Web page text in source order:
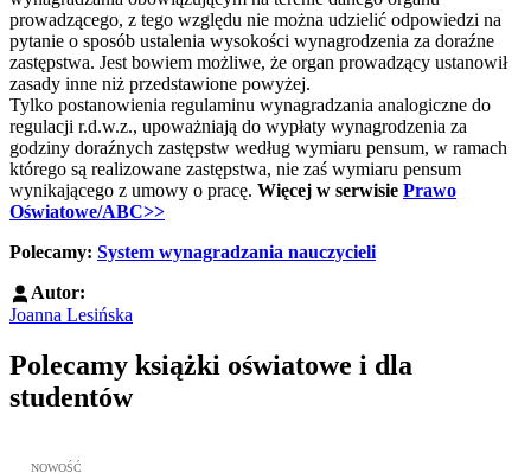
prowadzącego, z tego względu nie można udzielić odpowiedzi na
pytanie o sposób ustalenia wysokości wynagrodzenia za doraźne
zastępstwa. Jest bowiem możliwe, że organ prowadzący ustanowił
zasady inne niż przedstawione powyżej.
Tylko postanowienia regulaminu wynagradzania analogiczne do
regulacji r.d.w.z., upoważniają do wypłaty wynagrodzenia za
godziny doraźnych zastępstw według wymiaru pensum, w ramach
którego są realizowane zastępstwa, nie zaś wymiaru pensum
wynikającego z umowy o pracę. Więcej w serwisie Prawo
Oświatowe/ABC>>
Polecamy: System wynagradzania nauczycieli
Autor:
Joanna Lesińska
Polecamy książki oświatowe i dla
studentów
Przejdź do: Wykładowcy doskonali. Podręcznik nauczycieli
NOWOŚĆ